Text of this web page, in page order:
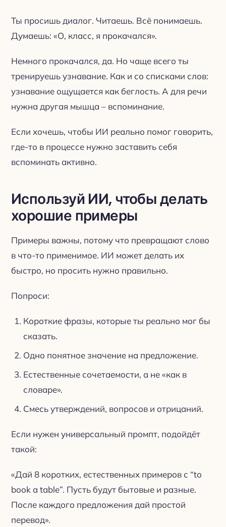
Ты просишь диалог. Читаешь. Всё понимаешь.
Думаешь: «О, класс, я прокачался».
Немного прокачался, да. Но чаще всего ты
тренируешь узнавание. Как и со списками слов:
узнавание ощущается как беглость. А для речи
нужна другая мышца – вспоминание.
Если хочешь, чтобы ИИ реально помог говорить,
где-то в процессе нужно заставить себя
вспоминать активно.
Используй ИИ, чтобы делать
хорошие примеры
Примеры важны, потому что превращают слово
в что-то применимое. ИИ может делать их
быстро, но просить нужно правильно.
Попроси:
Короткие фразы, которые ты реально мог бы
сказать.
Одно понятное значение на предложение.
Естественные сочетаемости, а не «как в
словаре».
Смесь утверждений, вопросов и отрицаний.
Если нужен универсальный промпт, подойдёт
такой:
«Дай 8 коротких, естественных примеров с “to
book a table”. Пусть будут бытовые и разные.
После каждого предложения дай простой
перевод».